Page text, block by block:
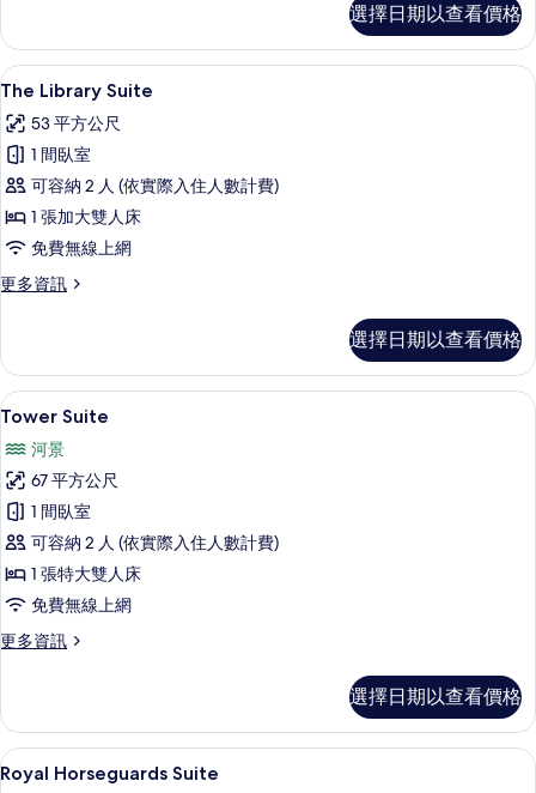
片
情
大
雙
人
床,
花
園
景
觀
的
相
片
雙
人
房,
張
特
雙
人
床,
花
園
詳
情
選擇日期以查看價格
顯
示
The
Library
Suite
的
所
有
The Library Suite | 埃及棉床單、高級
6
The Library Suite
53 平方公尺
1 間臥室
可容納 2 人 (依實際入住人數計費)
1 張加大雙人床
免費無線上網
更多資訊
更
Suite
的
詳
選擇日期以查看價格
顯
Tower
Suite
的
所
有
相
片
Tower Suite | 起居區 | 49-吋智慧型電
6
Tower Suite
河景
67 平方公尺
1 間臥室
可容納 2 人 (依實際入住人數計費)
1 張特大雙人床
免費無線上網
更多資訊
更
的
詳
情
選擇日期以查看價格
顯
Royal Horseguards Suite | 起居區 |
6
Royal Horseguards Suite